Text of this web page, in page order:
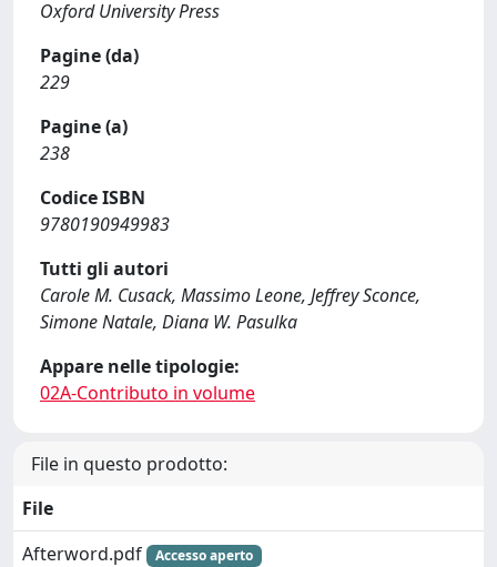
Oxford University Press
Pagine (da)
229
Pagine (a)
238
Codice ISBN
9780190949983
Tutti gli autori
Carole M. Cusack, Massimo Leone, Jeffrey Sconce,
Simone Natale, Diana W. Pasulka
Appare nelle tipologie:
02A-Contributo in volume
File in questo prodotto:
File
Afterword.pdf
Accesso aperto